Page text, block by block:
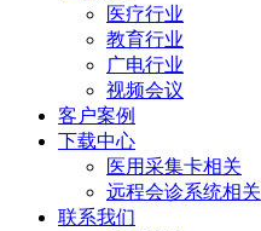
医疗行业
教育行业
广电行业
视频会议
客户案例
下载中心
医用采集卡相关
远程会诊系统相关
联系我们